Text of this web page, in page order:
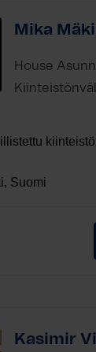
Mika
House
Suomi
Kasimir